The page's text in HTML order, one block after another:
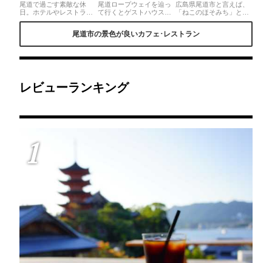
尾道で過ごす素敵な休
日。ホテルやレストラ
ン、カフェなどが揃う複
U2』。改装された倉庫の
レで穏やかな尾道の休日
尾道ロープウェイを辿っ
て行くとゲストハウス兼
カフェのこちらのお店が
尾道や向島を見ながら、
ができます。レトロな店
ができます。
広島県尾道市と言えば、
「ねこのほそみち」と言
われる道がある程ねこが
る、ハーブ庭園ブーケダ
望出来る素晴らしい景色
尾道市の景色が良いカフェ･レストラン
レビューランキング
1